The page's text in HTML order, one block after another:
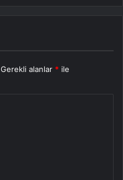
Gerekli alanlar * ile